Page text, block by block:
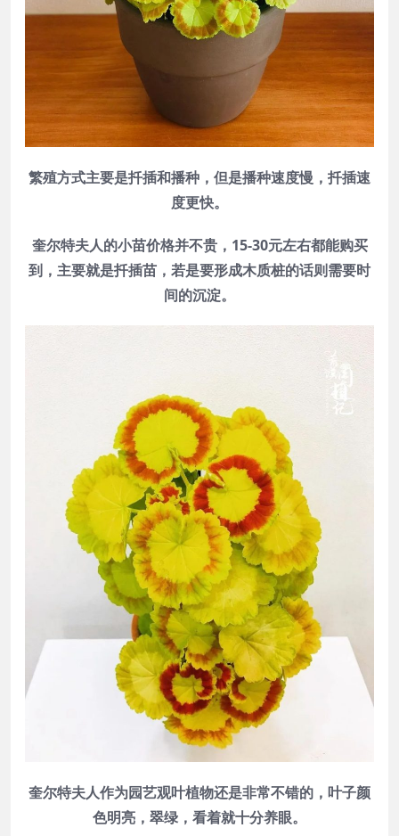
繁殖方式主要是扦插和播种，但是播种速度慢，扦插速
度更快。
奎尔特夫人的小苗价格并不贵，15-30元左右都能购买
到，主要就是扦插苗，若是要形成木质桩的话则需要时
间的沉淀。
奎尔特夫人作为园艺观叶植物还是非常不错的，叶子颜
色明亮，翠绿，看着就十分养眼。